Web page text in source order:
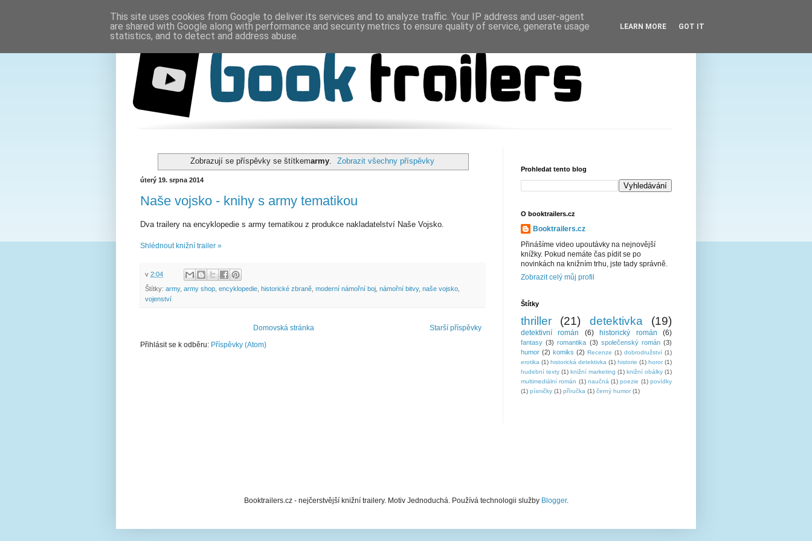
Zobrazují se příspěvky se štítkemarmy. Zobrazit všechny příspěvky
úterý 19. srpna 2014
Naše vojsko - knihy s army tematikou
Dva trailery na encyklopedie s army tematikou z produkce nakladatelství Naše Vojsko.
Shlédnout knižní trailer »
v 2:04
Štítky: army, army shop encyklopedie historické zbraně moderní námořní boj námořní bitvy, naše vojsko
vojenství
Starší příspěvky
Domovská stránka
Přihlásit se k odběru: Příspěvky (Atom)
Prohledat tento blog
O booktrailers.cz
Booktrailers.cz
Přinášíme video upoutávky na nejnovější
knížky. Pokud nemáte čas pídit se po
novinkách na knižním trhu, jste tady správně.
Zobrazit celý můj profil
Štítky
thriller (21) detektivka (19)
detektivní román (6) historický román (6)
fantasy (3) romantika (3) společenský román (3)
humor (2) komiks (2) Recenze (1) dobrodružství (1)
erotika (1) historická detektivka (1) historie (1) horor (1)
hudební texty (1) knižní marketing (1) knižní obálky (1)
multimediální román (1) naučná (1) poezie (1) povídky
(1) písničky (1) příručka (1) černý humor (1)
Booktrailers.cz - nejčerstvější knižní trailery. Motiv Jednoduchá. Používá technologii služby Blogger.
This site uses cookies from Google to deliver its services and to analyze traffic. Your IP address and user-agent
are shared with Google along with performance and security metrics to ensure quality of service, generate usage
statistics, and to detect and address abuse.
LEARN MORE GOT IT